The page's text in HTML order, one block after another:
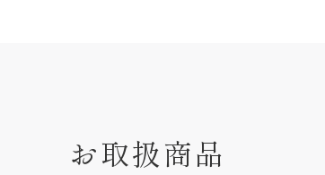
お取扱商品